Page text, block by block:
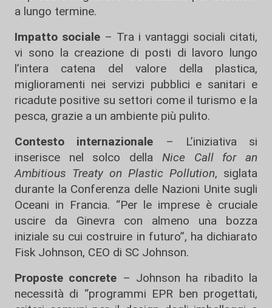
a lungo termine.
Impatto sociale – Tra i vantaggi sociali citati,
vi sono la creazione di posti di lavoro lungo
l’intera catena del valore della plastica,
miglioramenti nei servizi pubblici e sanitari e
ricadute positive su settori come il turismo e la
pesca, grazie a un ambiente più pulito.
Contesto internazionale – L’iniziativa si
inserisce nel solco della Nice Call for an
Ambitious Treaty on Plastic Pollution, siglata
durante la Conferenza delle Nazioni Unite sugli
Oceani in Francia. “Per le imprese è cruciale
uscire da Ginevra con almeno una bozza
iniziale su cui costruire in futuro”, ha dichiarato
Fisk Johnson, CEO di SC Johnson.
Proposte concrete – Johnson ha ribadito la
necessità di “programmi EPR ben progettati,